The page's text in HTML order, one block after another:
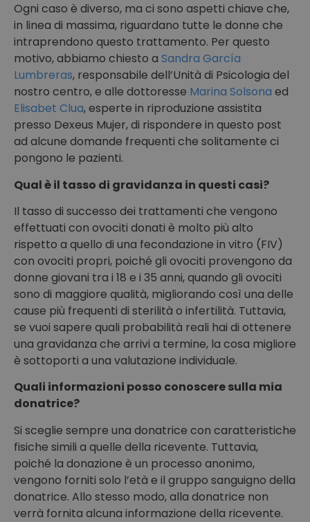
Ogni caso è diverso, ma ci sono aspetti chiave che,
in linea di massima, riguardano tutte le donne che
intraprendono questo trattamento. Per questo
motivo, abbiamo chiesto a Sandra García
Lumbreras, responsabile dell’Unità di Psicologia del
nostro centro, e alle dottoresse Marina Solsona ed
Elisabet Clua, esperte in riproduzione assistita
presso Dexeus Mujer, di rispondere in questo post
ad alcune domande frequenti che solitamente ci
pongono le pazienti.
Qual è il tasso di gravidanza in questi casi?
Il tasso di successo dei trattamenti che vengono
effettuati con ovociti donati è molto più alto
rispetto a quello di una fecondazione in vitro (FIV)
con ovociti propri, poiché gli ovociti provengono da
donne giovani tra i 18 e i 35 anni, quando gli ovociti
sono di maggiore qualità, migliorando così una delle
cause più frequenti di sterilità o infertilità. Tuttavia,
se vuoi sapere quali probabilità reali hai di ottenere
una gravidanza che arrivi a termine, la cosa migliore
è sottoporti a una valutazione individuale.
Quali informazioni posso conoscere sulla mia
donatrice?
Si sceglie sempre una donatrice con caratteristiche
fisiche simili a quelle della ricevente. Tuttavia,
poiché la donazione è un processo anonimo,
vengono forniti solo l’età e il gruppo sanguigno della
donatrice. Allo stesso modo, alla donatrice non
verrà fornita alcuna informazione della ricevente.